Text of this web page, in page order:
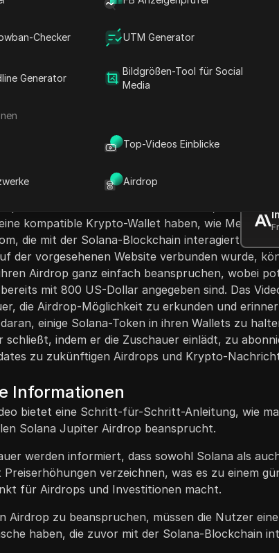
Checker UTM Generator
Generator
Bildgrößen-Tool für Social
Media
Top-Videos Einblicke
Airdrop
bietet eine Schritt-für-Schritt-Anleitung, wie man
Jupiter Airdrop beanspruchen kann. Der
ein, indem er den steigenden Wert von
kompatible Krypto-Wallet haben, wie
die mit der Solana-Blockchain interagiert hat.
der vorgesehenen Website verbunden wurde,
Airdrop ganz einfach beanspruchen, wobei
mit 800 US-Dollar angegeben sind. Das
die Airdrop-Möglichkeit zu erkunden und
einige Solana-Token in ihren Wallets zu
schließt, indem er die Zuschauer einlädt, zu
zu zukünftigen Airdrops und Krypto-
Informationen
bietet eine Schritt-für-Schritt-Anleitung, wie
Solana Jupiter Airdrop beansprucht.
werden informiert, dass sowohl Solana als
Preiserhöhungen verzeichnen, was es zu einem
für Airdrops und Investitionen macht.
Airdrop zu beanspruchen, müssen die Nutzer
haben, die zuvor mit der Solana-Blockchain